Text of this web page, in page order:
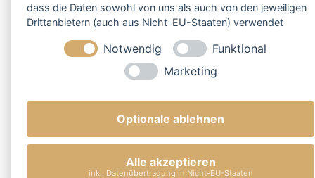
dass die Daten sowohl von uns als auch von den jeweiligen
Drittanbietern (auch aus Nicht-EU-Staaten) verwendet
selbstverständlich jederzeit ändern.
Notwendig
Funktional
Marketing
Optionale ablehnen
Alle akzeptieren
inkl. Datenübertragung in Nicht-EU-Staaten